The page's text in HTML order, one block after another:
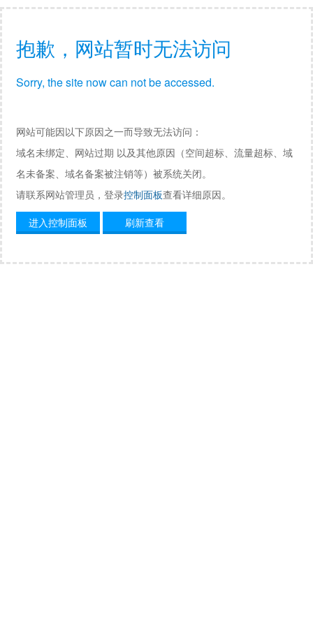
抱歉，网站暂时无法访问
Sorry, the site now can not be accessed.
网站可能因以下原因之一而导致无法访问：
域名未绑定、网站过期 以及其他原因（空间超标、流量超标、域
名未备案、域名备案被注销等）被系统关闭。
请联系网站管理员，登录控制面板查看详细原因。
进入控制面板
刷新查看